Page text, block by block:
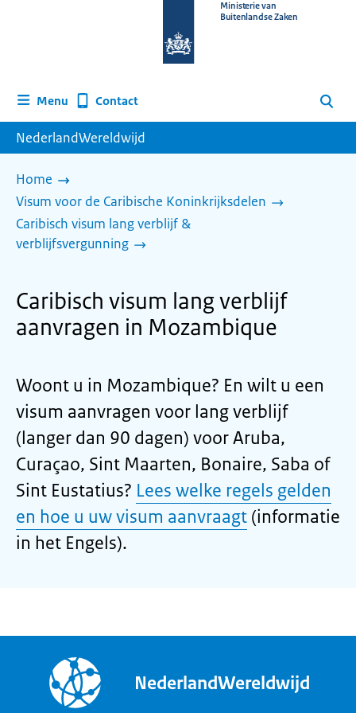
homepage
Ministerie van
Buitenlandse Zaken
Menu Contact Zoeken
NederlandWereldwijd
Home
Visum voor de Caribische Koninkrijksdelen
Caribisch visum lang verblijf &
verblijfsvergunning
Caribisch visum lang verblijf
aanvragen in Mozambique
Woont u in Mozambique? En wilt u een
visum aanvragen voor lang verblijf
(langer dan 90 dagen) voor Aruba,
Curaçao, Sint Maarten, Bonaire, Saba of
Sint Eustatius? Lees welke regels gelden
en hoe u uw visum aanvraagt (informatie
in het Engels).
NederlandWereldwijd